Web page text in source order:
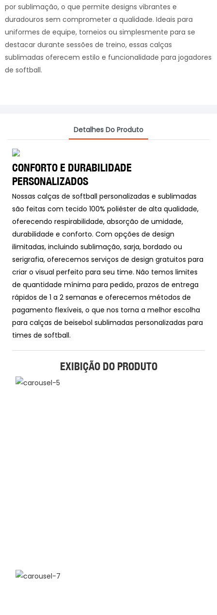
por sublimação, o que permite designs vibrantes e
duradouros sem comprometer a qualidade. Ideais para
uniformes de equipe, torneios ou simplesmente para se
destacar durante sessões de treino, essas calças
sublimadas oferecem estilo e funcionalidade para jogadores
de softball.
Detalhes Do Produto
CONFORTO E DURABILIDADE
PERSONALIZADOS
Nossas calças de softball personalizadas e sublimadas
são feitas com tecido 100% poliéster de alta qualidade,
oferecendo respirabilidade, absorção de umidade,
durabilidade e conforto. Com opções de design
ilimitadas, incluindo sublimação, sarja, bordado ou
serigrafia, oferecemos serviços de design gratuitos para
criar o visual perfeito para seu time. Não temos limites
de quantidade mínima para pedido, prazos de entrega
rápidos de 1 a 2 semanas e oferecemos métodos de
pagamento flexíveis, o que nos torna a melhor escolha
para calças de beisebol sublimadas personalizadas para
times de softball.
EXIBIÇÃO DO PRODUTO